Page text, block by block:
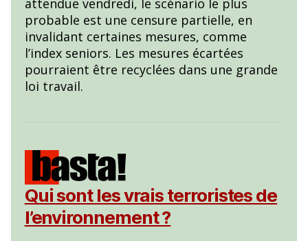
probable est une censure partielle, en
invalidant certaines mesures, comme
l’index seniors. Les mesures écartées
pourraient être recyclées dans une grande
loi travail.
Qui sont les vrais terroristes de
l’environnement ?